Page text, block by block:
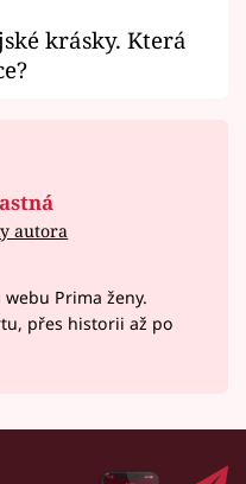
krásky. Která
autora
Prima ženy.
přes historii až po